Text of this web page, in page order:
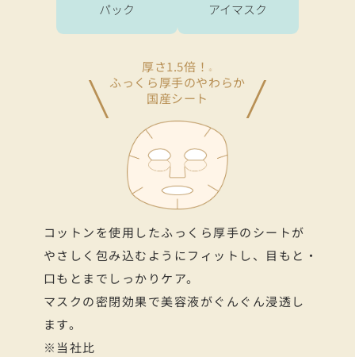
パック アイマスク
厚さ1.5倍！ ※
ふっくら厚手のやわらか
国産シート
コットンを使用したふっくら厚手のシートが
やさしく包み込むようにフィットし、目もと・
口もとまでしっかりケア。
マスクの密閉効果で美容液がぐんぐん浸透し
ます。
※当社比